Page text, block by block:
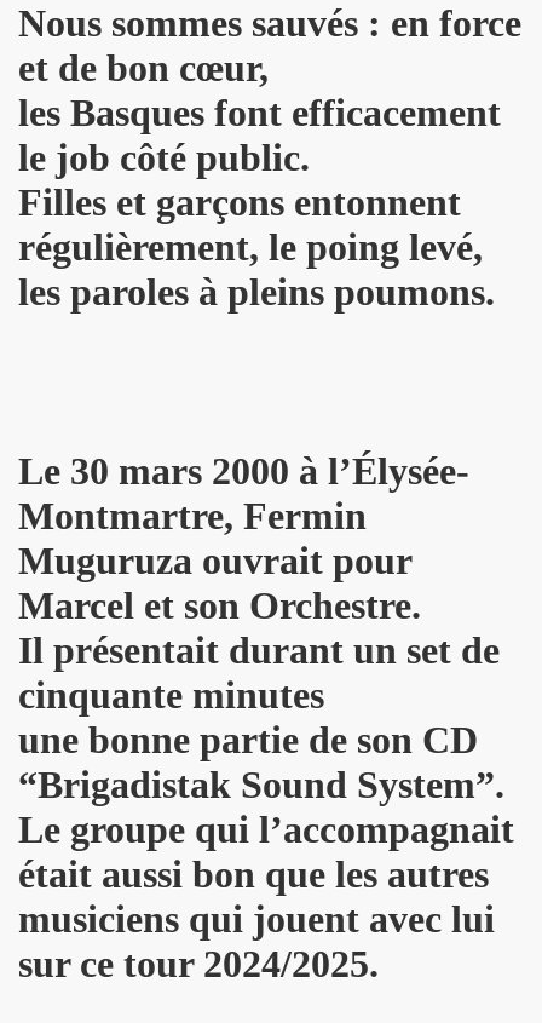
Nous sommes sauvés : en force
et de bon cœur,
les Basques font efficacement
le job côté public.
Filles et garçons entonnent
régulièrement, le poing levé,
les paroles à pleins poumons.
Le 30 mars 2000 à l’Élysée-
Montmartre, Fermin
Muguruza ouvrait pour
Marcel et son Orchestre.
Il présentait durant un set de
cinquante minutes
une bonne partie de son CD
“Brigadistak Sound System”.
Le groupe qui l’accompagnait
était aussi bon que les autres
musiciens qui jouent avec lui
sur ce tour 2024/2025.
(1982).
FIEVRE" de MARIE FRANCE par JEAN-WILLIAM
(disponibles depuis decembre 2009).
dans "TELERAMA" (16 decembre 2009).
dans "STUDIO CINE LIVE MAGAZINE" (fevrier 2010).
dans "OPEN MAG" (decembre 2009 - janvier 2010).
par JEAN-WILLIAM THOURY dans "JUKE BOX
dans "LES INROCKUTPIBLES" (28 octobre
dans "FEMME ACTUELLE" (2 novembre 2009).
2009).
DUVALL et MARIE FRANCE le 24 septembre 2007 a la
dans "ROCK & FOLK" (juillet 2008).
DE LA DISCOTHEQUE" (septembre 1983).
dans "TELERAMA" du 7 octobre 2009.
sur le site de RFI (octobre 2009).
PACADIS (1978).
"LIBERATION" (14 avril 2003).